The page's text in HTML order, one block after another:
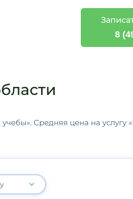
8
Средняя цена на